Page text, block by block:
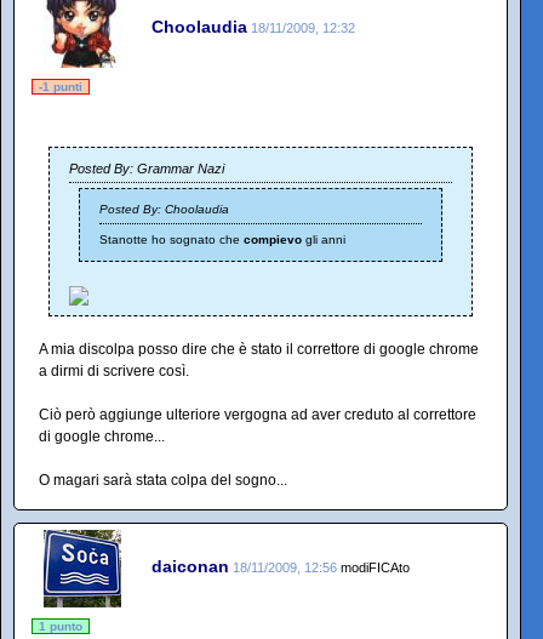
Choolaudia 18/11/2009, 12:32
-1 punti
Posted By: Grammar Nazi
Posted By: Choolaudia
Stanotte ho sognato che compievo gli anni
A mia discolpa posso dire che è stato il correttore di google chrome
a dirmi di scrivere così.
Ciò però aggiunge ulteriore vergogna ad aver creduto al correttore
di google chrome...
O magari sarà stata colpa del sogno...
daiconan 18/11/2009, 12:56 modiFICAto
1 punto